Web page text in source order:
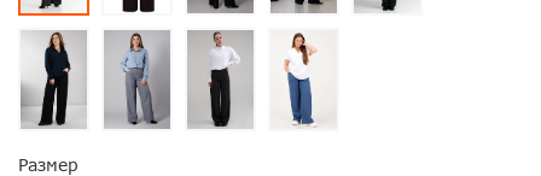
Размер